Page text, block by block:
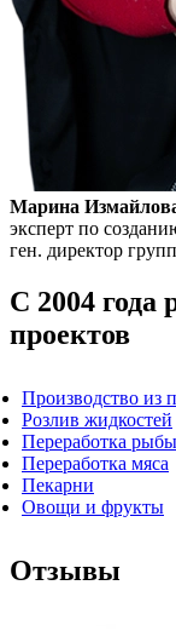
Марина
эксперт по
ген. директор
С 2004 года
проектов
Производство из
Розлив жидкостей
Переработка рыбы
Переработка мяса
Пекарни
Овощи и фрукты
Отзывы